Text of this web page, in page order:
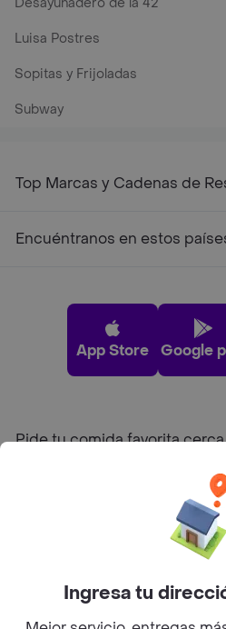
Luisa Postres
Sopitas y Frijoladas
Subway
Top Marcas y Cadenas de
Encuéntranos en estos
App Store Google
Pide tu comida favorita
Sobre Rappi
Ingresa tu